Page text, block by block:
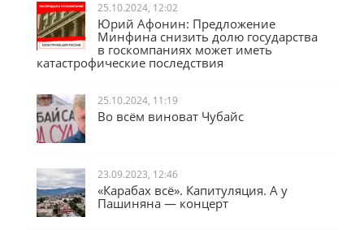
25.10.2024, 12:02
Юрий Афонин: Предложение
Минфина снизить долю государства
в госкомпаниях может иметь
катастрофические последствия
25.10.2024, 11:19
Во всём виноват Чубайс
23.09.2023, 12:46
«Карабах всё». Капитуляция. А у
Пашиняна — концерт